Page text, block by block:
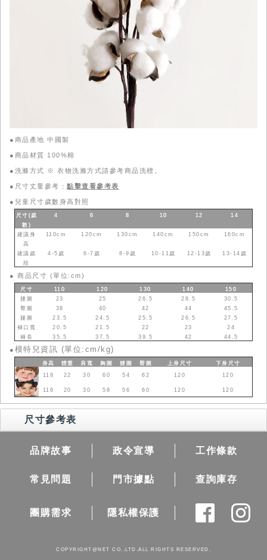
●商品產地 中國製
●商品材質 100%棉
●洗滌方式 ※ 衣物洗滌方式請參考商品洗標。
●尺寸丈量參考： 點擊查看參考表
● 兒童尺寸歲數身高對照
尺寸(歲
數 )
4 6 8 10 12 14
建議身
高
110cm 120cm 130cm 140cm 150cm 160cm
建議歲
段
4-5歲 6-7歲 8-9歲 10-11歲 12-13歲 13-14歲
● 商品尺寸 (單位:cm)
尺寸 110 120 130 140
150
腰圍
23 25 26.5 28.5
30.5
臀圍
38 40 42 44
45.5
腿圍
23.5 24.5 25.5 26.5
27.5
褲口寬
20.5 21.5 22 23
24
褲長
35.5 37.5 39.5 42 44.5
● 模特兒資訊 (單位:cm/kg)
身高 體重 肩寬 胸圍 腰圍 臀圍 上身 尺寸 下身 尺寸
118
22 30 60 54 62 120 120
116 20 30 58 56 60 120 120
尺寸參考表
品牌故事 政令宣導 工作條款
常見問題 門市據點 查詢庫存
團購需求 隱私權保護
COPYRIGHT@NET CO.,LTD.ALL RIGHTS RESERVED.